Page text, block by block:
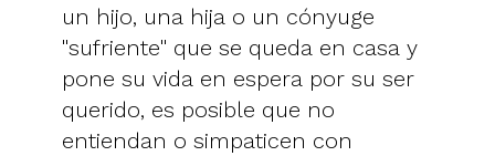
un hijo, una hija o un cónyuge
"sufriente" que se queda en casa y
pone su vida en espera por su ser
querido, es posible que no
entiendan o simpaticen con